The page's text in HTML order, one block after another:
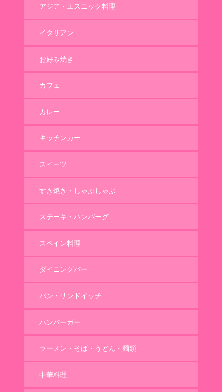
アジア・エスニック料理
イタリアン
お好み焼き
カフェ
カレー
キッチンカー
スイーツ
すき焼き・しゃぶしゃぶ
ステーキ・ハンバーグ
スペイン料理
ダイニングバー
パン・サンドイッチ
ハンバーガー
ラーメン・そば・うどん・麺類
中華料理